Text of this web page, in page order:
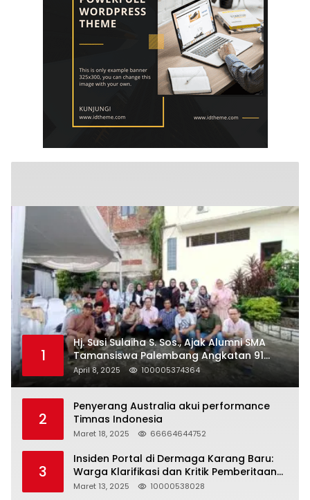
1
Hj. Susi Sulaiha S. Sos., Ajak Alumni SMA
Tamansiswa Palembang Angkatan 91
Halal Bihalal
April 8, 2025 100005374364
2
Penyerang Australia akui performance
Timnas Indonesia
Maret 18, 2025 66664644752
3
Insiden Portal di Dermaga Karang Baru:
Warga Klarifikasi dan Kritik Pemberitaan
yang Tidak Akurat
Maret 13, 2025 10000538028